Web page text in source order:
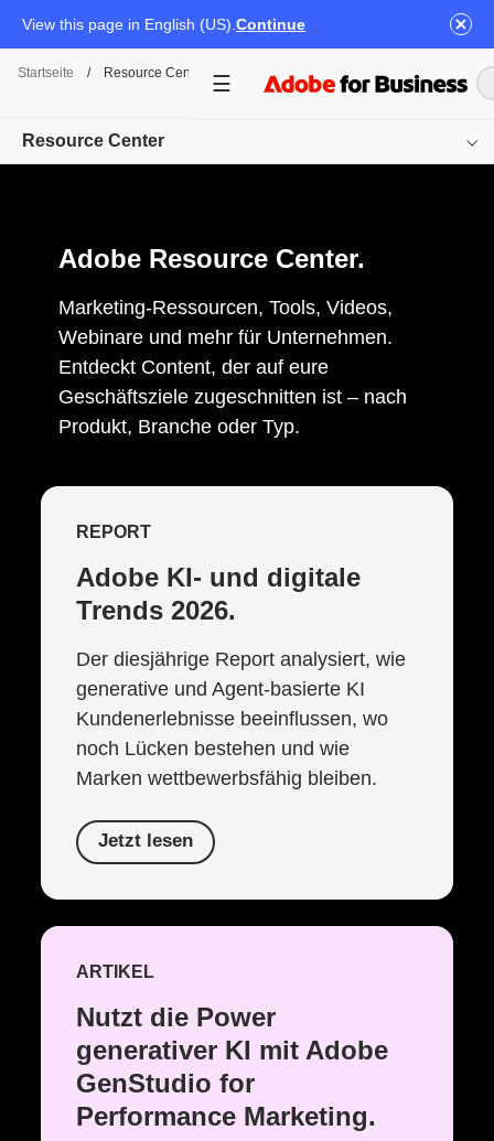
View this page in English (US). Continue
Startseite / Resource Center
Resource Center
Nach Produkt suchen
Nach Content-Typ durchsuchen
Erste Schritte
Adobe Resource Center.
Marketing-Ressourcen, Tools, Videos,
Webinare und mehr für Unternehmen.
Entdeckt Content, der auf eure
Geschäftsziele zugeschnitten ist – nach
Produkt, Branche oder Typ.
REPORT
Adobe KI- und digitale
Trends 2026.
Der diesjährige Report analysiert, wie
generative und Agent-basierte KI
Kundenerlebnisse beeinflussen, wo
noch Lücken bestehen und wie
Marken wettbewerbsfähig bleiben.
Jetzt lesen
ARTIKEL
Nutzt die Power
generativer KI mit Adobe
GenStudio for
Performance Marketing.